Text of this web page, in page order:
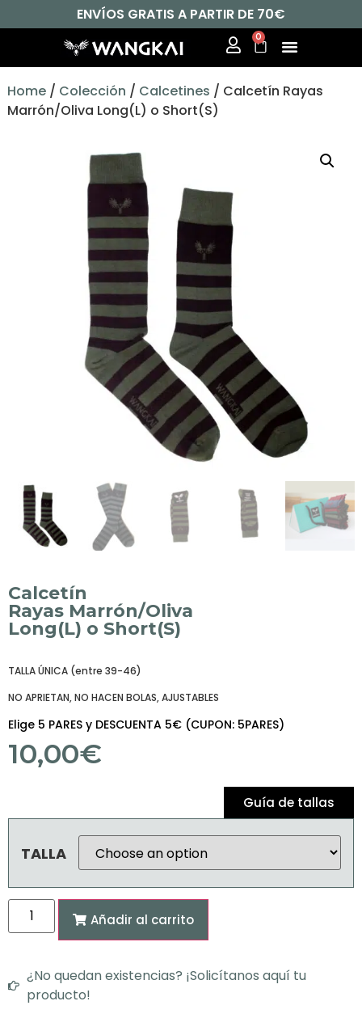
ENVÍOS GRATIS A PARTIR DE 70€
0
Home/ Colección / Calcetines / Calcetín Rayas
Marrón/Oliva Long(L) o Short(S)
Calcetín
Rayas Marrón/Oliva
Long(L) o Short(S)
TALLA ÚNICA (entre 39-46)
NO APRIETAN, NO HACEN BOLAS, AJUSTABLES
Elige 5 PARES y DESCUENTA 5€ (CUPON: 5PARES)
10,00€
Guía de tallas
TALLA
Añadir al carrito
¿No quedan existencias? ¡Solicítanos aquí tu
producto!